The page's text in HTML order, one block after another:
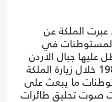
الملكة عن
في
عليها جبال الأردن
الحدودية. وفي عام 1984 خلال زيارة الملكة
ما يبعث على
صوت تحليق طائرات